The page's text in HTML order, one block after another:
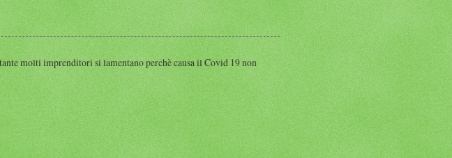
molti imprenditori si lamentano perchè causa il Covid 19 non